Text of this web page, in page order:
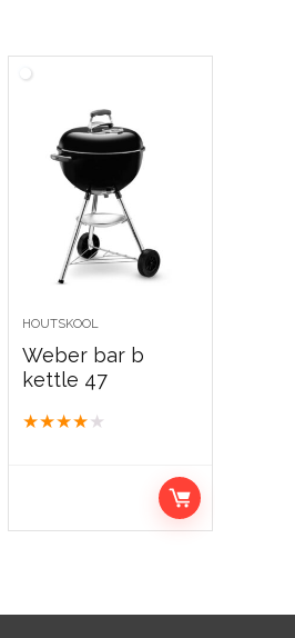
HOUTSKOOL
Weber bar b
kettle 47
★★★★ ★